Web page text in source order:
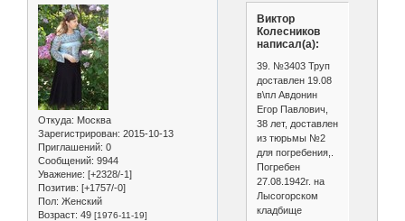
Откуда: Москва
Зарегистрирован: 2015-10-13
Приглашений: 0
Сообщений: 9944
Уважение: [+2328/-1]
Позитив: [+1757/-0]
Пол: Женский
Возраст: 49 [1976-11-19]
Виктор
Колесников
написал(а):
39. №3403 Труп
доставлен 19.08
в\пл Авдонин
Егор Павлович,
38 лет, доставлен
из тюрьмы №2
для погребения,.
Погребен
27.08.1942г. на
Лысогорском
кладбище